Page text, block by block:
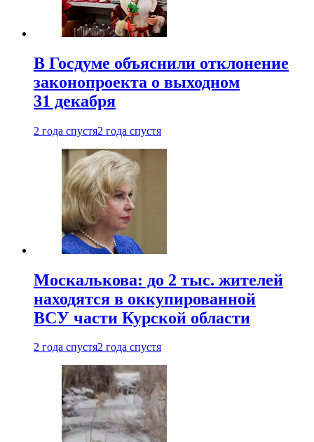
В Госдуме объяснили отклонение
законопроекта о выходном
31 декабря
2 года спустя2 года спустя
Москалькова: до 2 тыс. жителей
находятся в оккупированной
ВСУ части Курской области
2 года спустя2 года спустя